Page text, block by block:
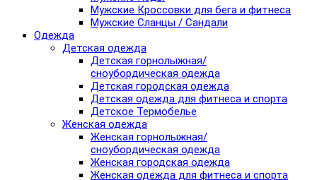
Мужские Кроссовки для бега и фитнеса
Мужские Сланцы / Сандали
Одежда
Детская одежда
Детская горнолыжная/
сноубордическая одежда
Детская городская одежда
Детская одежда для фитнеса и спорта
Детское Термобелье
Женская одежда
Женская горнолыжная/
сноубордическая одежда
Женская городская одежда
Женская одежда для фитнеса и спорта